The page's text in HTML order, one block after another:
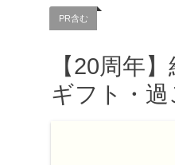
PR含む
【20周年
ギフト・